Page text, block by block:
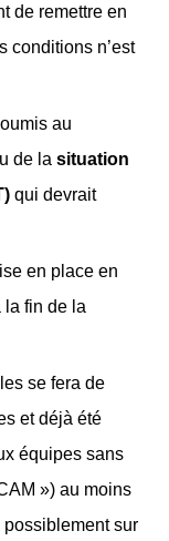
de remettre en
conditions n’est
au
de la situation
qui devrait
en place en
la fin de la
se fera de
et déjà été
équipes sans
») au moins
possiblement sur